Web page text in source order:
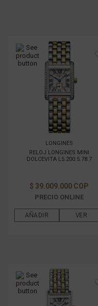
LONGINES
RELOJ LONGINES MINI
DOLCEVITA L5.200.5.78.7
$ 39.009.000 COP
PRECIO ONLINE
AÑADIR VER